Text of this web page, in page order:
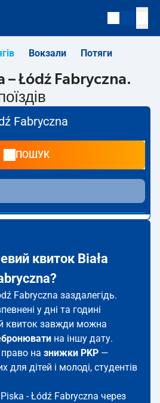
Вокзали Потяги
– Łódź Fabryczna.
Fabryczna
ПОШУК
квиток Biała
Fabryczna заздалегідь.
у дні та годині
квиток завжди можна
на іншу дату.
право на знижки PKP —
для дітей і молоді, студентів
- Łódź Fabryczna через